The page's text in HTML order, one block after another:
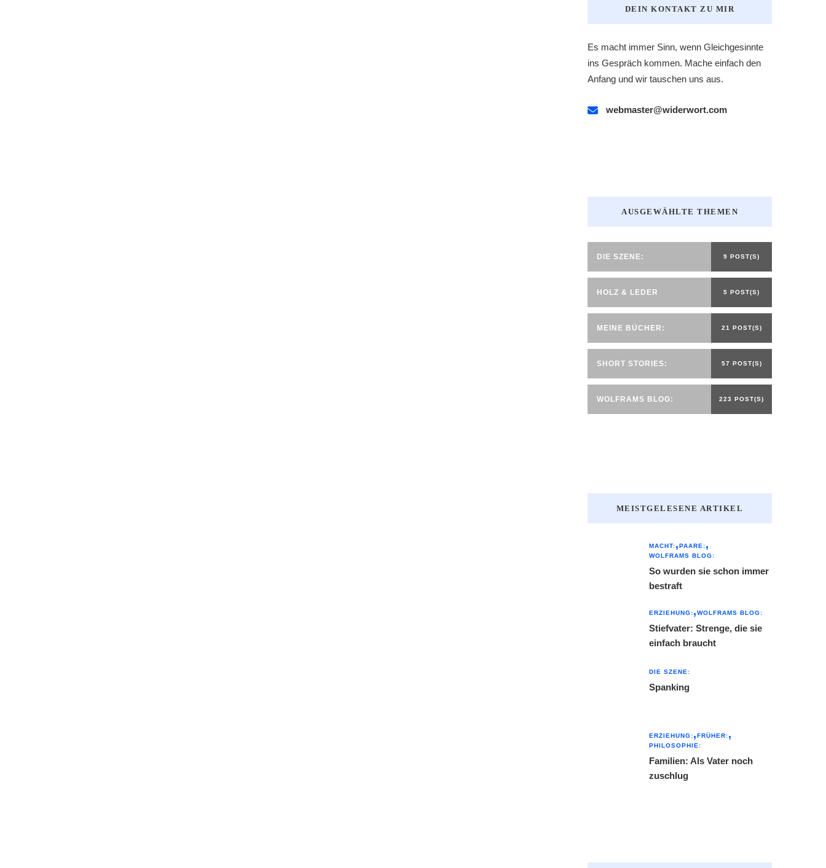
DEIN KONTAKT ZU MIR
Es macht immer Sinn, wenn Gleichgesinnte
ins Gespräch kommen. Mache einfach den
Anfang und wir tauschen uns aus.
webmaster@widerwort.com
AUSGEWÄHLTE THEMEN
DIE SZENE: 9 POST(S)
HOLZ & LEDER 5 POST(S)
MEINE BÜCHER: 21 POST(S)
SHORT STORIES: 57 POST(S)
WOLFRAMS BLOG: 223 POST(S)
MEISTGELESENE ARTIKEL
MACHT:
PAARE:
WOLFRAMS BLOG:
So wurden sie schon immer
bestraft
ERZIEHUNG: WOLFRAMS BLOG:
Stiefvater: Strenge, die sie
einfach braucht
DIE SZENE:
Spanking
ERZIEHUNG:
FRÜHER:
PHILOSOPHIE:
Familien: Als Vater noch
zuschlug